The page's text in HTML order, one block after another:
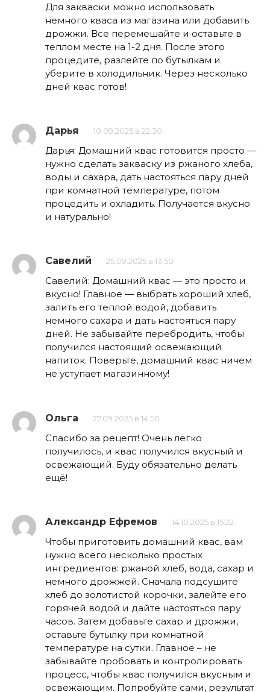
Для закваски можно использовать
немного кваса из магазина или добавить
дрожжи. Все перемешайте и оставьте в
теплом месте на 1-2 дня. После этого
процедите, разлейте по бутылкам и
уберите в холодильник. Через несколько
дней квас готов!
Дарья 10.09.2025 в 22:30
Дарья: Домашний квас готовится просто —
нужно сделать закваску из ржаного хлеба,
воды и сахара, дать настояться пару дней
при комнатной температуре, потом
процедить и охладить. Получается вкусно
и натурально!
Савелий 25.09.2025 в 13:50
Савелий: Домашний квас — это просто и
вкусно! Главное — выбрать хороший хлеб,
залить его теплой водой, добавить
немного сахара и дать настояться пару
дней. Не забывайте перебродить, чтобы
получился настоящий освежающий
напиток. Поверьте, домашний квас ничем
не уступает магазинному!
Ольга 27.09.2025 в 14:50
Спасибо за рецепт! Очень легко
получилось, и квас получился вкусный и
освежающий. Буду обязательно делать
ещё!
Александр Ефремов 14.10.2025 в 15:22
Чтобы приготовить домашний квас, вам
нужно всего несколько простых
ингредиентов: ржаной хлеб, вода, сахар и
немного дрожжей. Сначала подсушите
хлеб до золотистой корочки, залейте его
горячей водой и дайте настояться пару
часов. Затем добавьте сахар и дрожжи,
оставьте бутылку при комнатной
температуре на сутки. Главное – не
забывайте пробовать и контролировать
процесс, чтобы квас получился вкусным и
освежающим. Попробуйте сами, результат